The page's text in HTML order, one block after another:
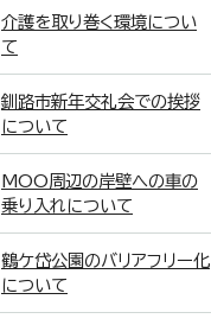
介護を取り巻く環境につい
て
釧路市新年交礼会での挨拶
について
MOO周辺の岸壁への車の
乗り入れについて
鶴ケ岱公園のバリアフリー化
について